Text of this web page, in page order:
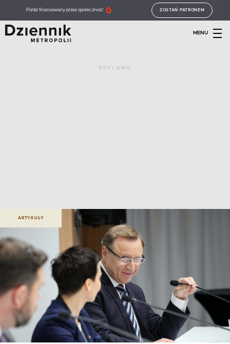
Portal finansowany przez społeczność ZOSTAŃ PATRONEM
MENU
REKLAMA
ARTYKUŁY